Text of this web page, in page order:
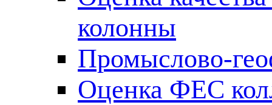
колонны
Промыслово-
Оценка ФЕС